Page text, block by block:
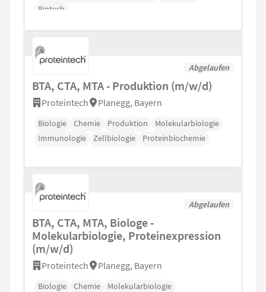
Biotech
Abgelaufen
BTA, CTA, MTA - Produktion (m/w/d)
Proteintech Planegg, Bayern
Biologie Chemie Produktion
Molekularbiologie
Immunologie
Zellbiologie Proteinbiochemie
Abgelaufen
BTA, CTA, MTA, Biologe -
Molekularbiologie, Proteinexpression
(m/w/d)
Proteintech Planegg, Bayern
Biologie Chemie
Molekularbiologie